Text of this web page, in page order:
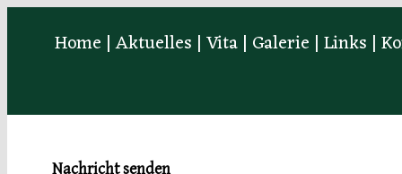
Home |Aktuelles |Vita| Galerie |Links |
Nachricht senden